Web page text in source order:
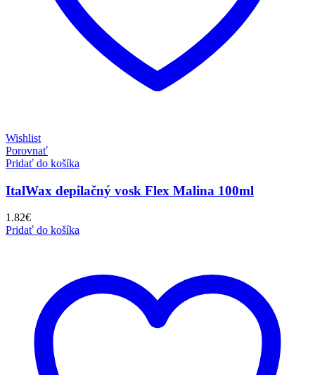
Wishlist
Porovnať
Pridať do košíka
ItalWax depilačný vosk Flex Malina 100ml
1.82€
Pridať do košíka